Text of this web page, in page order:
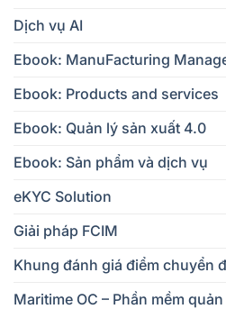
Dịch vụ AI
Ebook: ManuFacturing
Ebook: Products and services
Ebook: Quản lý sản xuất 4.0
Ebook: Sản phẩm và dịch vụ
eKYC Solution
Giải pháp FCIM
Khung đánh giá điểm chuyển
Maritime OC – Phần mềm